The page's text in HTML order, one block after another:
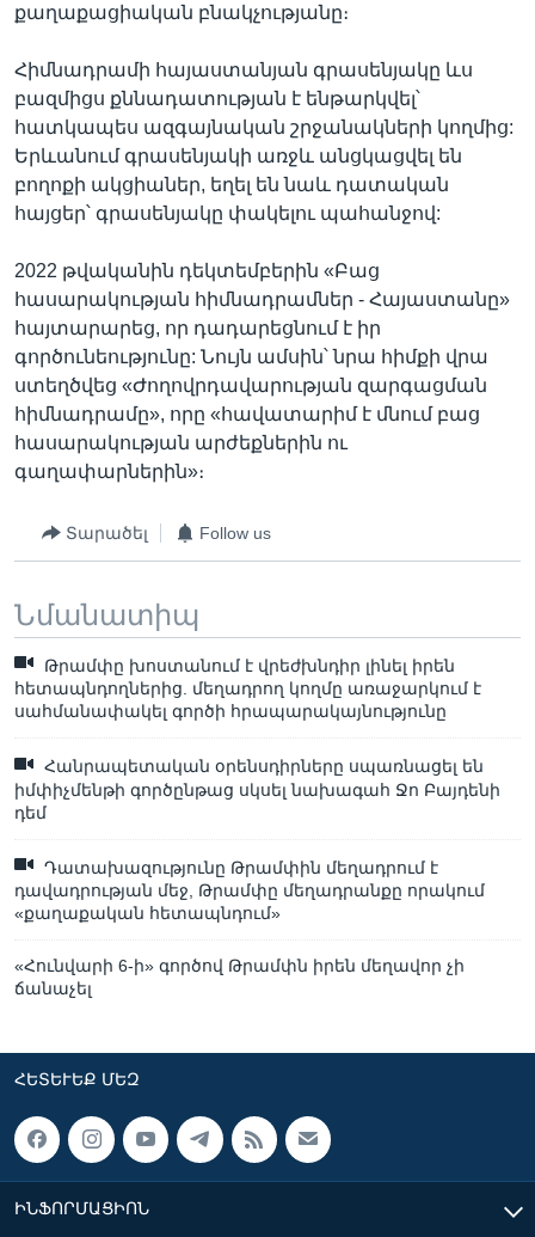
քաղաքացիական բնակչությանը։
Հիմնադրամի հայաստանյան գրասենյակը ևս
բազմիցս քննադատության է ենթարկվել՝
հատկապես ազգայնական շրջանակների կողմից:
Երևանում գրասենյակի առջև անցկացվել են
բողոքի ակցիաներ, եղել են նաև դատական
հայցեր՝ գրասենյակը փակելու պահանջով:
2022 թվականին դեկտեմբերին «Բաց
հասարակության հիմնադրամներ - Հայաստանը»
հայտարարեց, որ դադարեցնում է իր
գործունեությունը: Նույն ամսին՝ նրա հիմքի վրա
ստեղծվեց «Ժողովրդավարության զարգացման
հիմնադրամը», որը «հավատարիմ է մնում բաց
հասարակության արժեքներին ու
գաղափարներին»։
Տարածել Follow us
Նմանատիպ
Թրամփը խոստանում է վրեժխնդիր լինել իրեն
հետապնդողներից. մեղադրող կողմը առաջարկում է
սահմանափակել գործի հրապարակայնությունը
Հանրապետական օրենսդիրները սպառնացել են
իմփիչմենթի գործընթաց սկսել նախագահ Ջո Բայդենի
դեմ
Դատախազությունը Թրամփին մեղադրում է
դավադրության մեջ, Թրամփը մեղադրանքը որակում
«քաղաքական հետապնդում»
«Հունվարի 6-ի» գործով Թրամփն իրեն մեղավոր չի
ճանաչել
ՀԵՏԵՒԵՔ ՄԵԶ
ԻՆՖՈՐՄԱՑԻՈՆ